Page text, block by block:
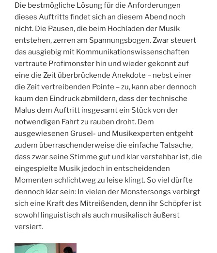
Die bestmögliche Lösung für die Anforderungen
dieses Auftritts findet sich an diesem Abend noch
nicht. Die Pausen, die beim Hochladen der Musik
entstehen, zerren am Spannungsbogen. Zwar steuert
das ausgiebig mit Kommunikationswissenschaften
vertraute Profimonster hin und wieder gekonnt auf
eine die Zeit überbrückende Anekdote – nebst einer
die Zeit vertreibenden Pointe – zu, kann aber dennoch
kaum den Eindruck abmildern, dass der technische
Malus dem Auftritt insgesamt ein Stück von der
notwendigen Fahrt zu rauben droht. Dem
ausgewiesenen Grusel- und Musikexperten entgeht
zudem überraschenderweise die einfache Tatsache,
dass zwar seine Stimme gut und klar verstehbar ist, die
eingespielte Musik jedoch in entscheidenden
Momenten schlichtweg zu leise klingt. So viel dürfte
dennoch klar sein: In vielen der Monstersongs verbirgt
sich eine Kraft des Mitreißenden, denn ihr Schöpfer ist
sowohl linguistisch als auch musikalisch äußerst
versiert.